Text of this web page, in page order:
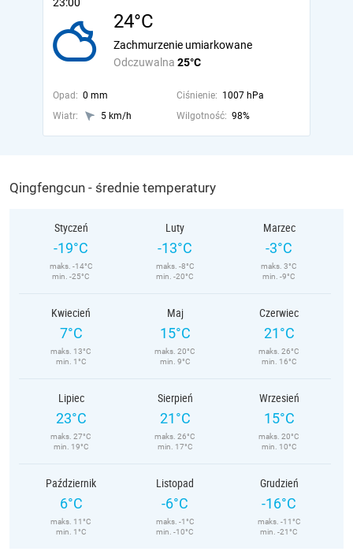
24°C
Odczuwalna 25°C
Zachmurzenie umiarkowane
Opad: 0 mm Ciśnienie: 1007 hPa
Wiatr:
5 km/h Wilgotność: 98%
Qingfengcun - średnie temperatury
Styczeń
-19°C
maks. -14°C
min. -25°C
Luty
-13°C
maks. -8°C
min. -20°C
Marzec
-3°C
maks. 3°C
min. -9°C
Kwiecień
7°C
maks. 13°C
min. 1°C
Maj
15°C
maks. 20°C
min. 9°C
Czerwiec
21°C
maks. 26°C
min. 16°C
Lipiec
23°C
maks. 27°C
min. 19°C
Sierpień
21°C
maks. 26°C
min. 17°C
Wrzesień
15°C
maks. 20°C
min. 10°C
Październik
6°C
maks. 11°C
min. 1°C
Listopad
-6°C
maks. -1°C
min. -10°C
Grudzień
-16°C
maks. -11°C
min. -21°C